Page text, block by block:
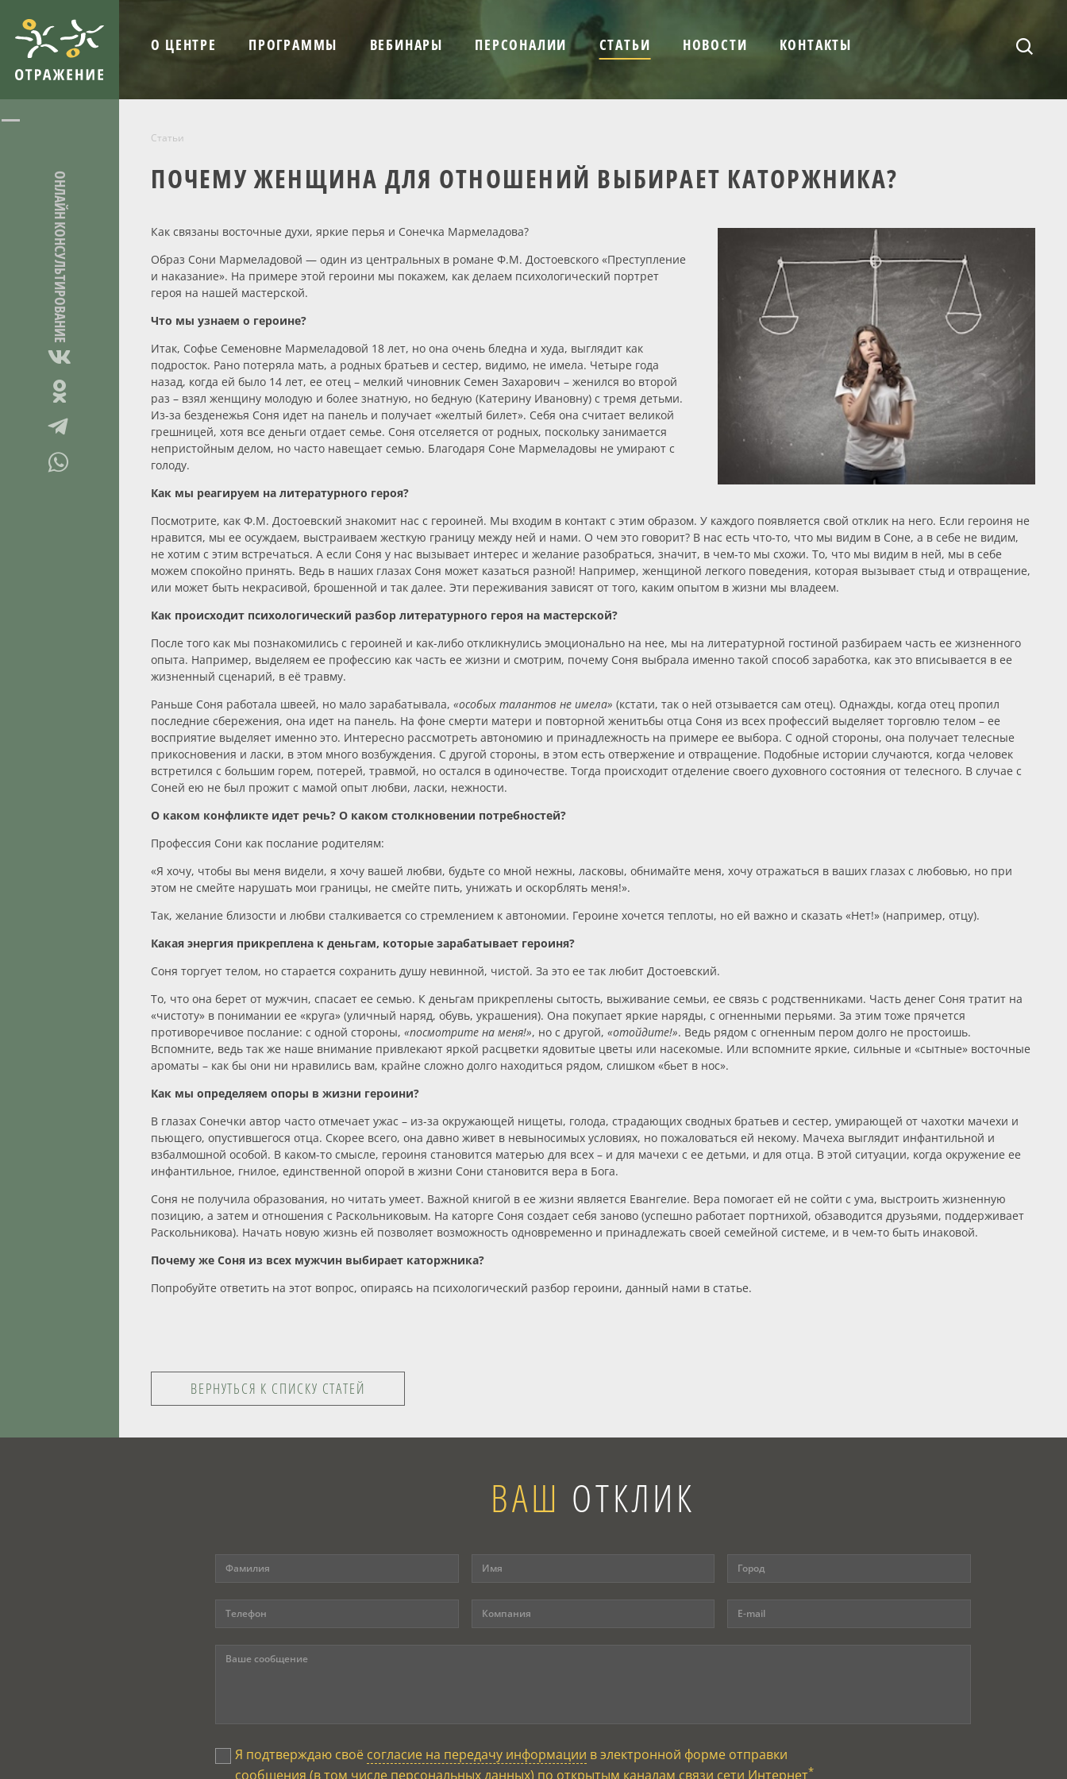
ОНЛАЙН КОНСУЛЬТИРОВАНИЕ
О ЦЕНТРЕ ПРОГРАММЫ ВЕБИНАРЫ ПЕРСОНАЛИИ СТАТЬИ НОВОСТИ КОНТАКТЫ
Статьи
ПОЧЕМУ ЖЕНЩИНА ДЛЯ ОТНОШЕНИЙ ВЫБИРАЕТ КАТОРЖНИКА?
Как связаны восточные духи, яркие перья и Сонечка Мармеладова?
Образ Сони Мармеладовой — один из центральных в романе Ф.М. Достоевского «Преступление
и наказание». На примере этой героини мы покажем, как делаем психологический портрет
героя на нашей мастерской.
Что мы узнаем о героине?
Итак, Софье Семеновне Мармеладовой 18 лет, но она очень бледна и худа, выглядит как
подросток. Рано потеряла мать, а родных братьев и сестер, видимо, не имела. Четыре года
назад, когда ей было 14 лет, ее отец – мелкий чиновник Семен Захарович – женился во второй
раз – взял женщину молодую и более знатную, но бедную (Катерину Ивановну) с тремя детьми.
Из-за безденежья Соня идет на панель и получает «желтый билет». Себя она считает великой
грешницей, хотя все деньги отдает семье. Соня отселяется от родных, поскольку занимается
непристойным делом, но часто навещает семью. Благодаря Соне Мармеладовы не умирают с
голоду.
Как мы реагируем на литературного героя?
Посмотрите, как Ф.М. Достоевский знакомит нас с героиней. Мы входим в контакт с этим образом. У каждого появляется свой отклик на него. Если героиня не
нравится, мы ее осуждаем, выстраиваем жесткую границу между ней и нами. О чем это говорит? В нас есть что-то, что мы видим в Соне, а в себе не видим,
не хотим с этим встречаться. А если Соня у нас вызывает интерес и желание разобраться, значит, в чем-то мы схожи. То, что мы видим в ней, мы в себе
можем спокойно принять. Ведь в наших глазах Соня может казаться разной! Например, женщиной легкого поведения, которая вызывает стыд и отвращение,
или может быть некрасивой, брошенной и так далее. Эти переживания зависят от того, каким опытом в жизни мы владеем.
Как происходит психологический разбор литературного героя на мастерской?
После того как мы познакомились с героиней и как-либо откликнулись эмоционально на нее, мы на литературной гостиной разбираем часть ее жизненного
опыта. Например, выделяем ее профессию как часть ее жизни и смотрим, почему Соня выбрала именно такой способ заработка, как это вписывается в ее
жизненный сценарий, в её травму.
Раньше Соня работала швеей, но мало зарабатывала,«особых талантов не имела» (кстати, так о ней отзывается сам отец). Однажды, когда отец пропил
последние сбережения, она идет на панель. На фоне смерти матери и повторной женитьбы отца Соня из всех профессий выделяет торговлю телом – ее
восприятие выделяет именно это. Интересно рассмотреть автономию и принадлежность на примере ее выбора. С одной стороны, она получает телесные
прикосновения и ласки, в этом много возбуждения. С другой стороны, в этом есть отвержение и отвращение. Подобные истории случаются, когда человек
встретился с большим горем, потерей, травмой, но остался в одиночестве. Тогда происходит отделение своего духовного состояния от телесного. В случае с
Соней ею не был прожит с мамой опыт любви, ласки, нежности.
О каком конфликте идет речь? О каком столкновении потребностей?
Профессия Сони как послание родителям:
«Я хочу, чтобы вы меня видели, я хочу вашей любви, будьте со мной нежны, ласковы, обнимайте меня, хочу отражаться в ваших глазах с любовью, но при
этом не смейте нарушать мои границы, не смейте пить, унижать и оскорблять меня!».
Так, желание близости и любви сталкивается со стремлением к автономии. Героине хочется теплоты, но ей важно и сказать «Нет!» (например, отцу).
Какая энергия прикреплена к деньгам, которые зарабатывает героиня?
Соня торгует телом, но старается сохранить душу невинной, чистой. За это ее так любит Достоевский.
То, что она берет от мужчин, спасает ее семью. К деньгам прикреплены сытость, выживание семьи, ее связь с родственниками. Часть денег Соня тратит на
«чистоту» в понимании ее «круга» (уличный наряд, обувь, украшения). Она покупает яркие наряды, с огненными перьями. За этим тоже прячется
противоречивое послание: с одной стороны,«посмотрите на меня!», но с другой,«отойдите!». Ведь рядом с огненным пером долго не простоишь.
Вспомните, ведь так же наше внимание привлекают яркой расцветки ядовитые цветы или насекомые. Или вспомните яркие, сильные и «сытные» восточные
ароматы – как бы они ни нравились вам, крайне сложно долго находиться рядом, слишком «бьет в нос».
Как мы определяем опоры в жизни героини?
В глазах Сонечки автор часто отмечает ужас – из-за окружающей нищеты, голода, страдающих сводных братьев и сестер, умирающей от чахотки мачехи и
пьющего, опустившегося отца. Скорее всего, она давно живет в невыносимых условиях, но пожаловаться ей некому. Мачеха выглядит инфантильной и
взбалмошной особой. В каком-то смысле, героиня становится матерью для всех – и для мачехи с ее детьми, и для отца. В этой ситуации, когда окружение ее
инфантильное, гнилое, единственной опорой в жизни Сони становится вера в Бога.
Соня не получила образования, но читать умеет. Важной книгой в ее жизни является Евангелие. Вера помогает ей не сойти с ума, выстроить жизненную
позицию, а затем и отношения с Раскольниковым. На каторге Соня создает себя заново (успешно работает портнихой, обзаводится друзьями, поддерживает
Раскольникова). Начать новую жизнь ей позволяет возможность одновременно и принадлежать своей семейной системе, и в чем-то быть инаковой.
Почему же Соня из всех мужчин выбирает каторжника?
Попробуйте ответить на этот вопрос, опираясь на психологический разбор героини, данный нами в статье.
ВЕРНУТЬСЯ К СПИСКУ СТАТЕЙ
ВАШ ОТКЛИК
Я подтверждаю своё согласие на передачу информации в электронной форме отправки
сообщения (в том числе персональных данных) по открытым каналам связи сети Интернет*